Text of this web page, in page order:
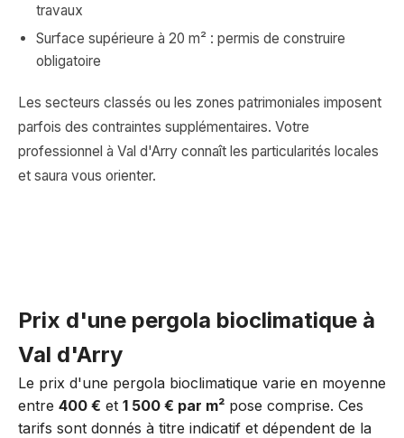
travaux
Surface supérieure à 20 m² : permis de construire
obligatoire
Les secteurs classés ou les zones patrimoniales imposent
parfois des contraintes supplémentaires. Votre
professionnel à Val d'Arry connaît les particularités locales
et saura vous orienter.
Prix d'une pergola bioclimatique à
Val d'Arry
Le prix d'une pergola bioclimatique varie en moyenne
entre 400 € et 1 500 € par m² pose comprise. Ces
tarifs sont donnés à titre indicatif et dépendent de la